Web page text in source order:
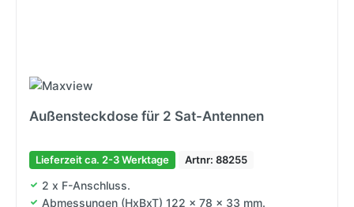
Außensteckdose für 2 Sat-Antennen
Lieferzeit ca. 2-3 Werktage Artnr: 88255
2 x F-Anschluss.
Abmessungen (HxBxT) 122 x 78 x 33 mm.